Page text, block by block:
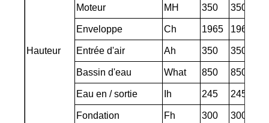
Hauteur
Moteur MH 350 350
Enveloppe Ch 1965 1965
Entrée d'air Ah 350 350
Bassin d'eau What 850 850
Eau en / sortie Ih 245 245
Fondation Fh 300 300